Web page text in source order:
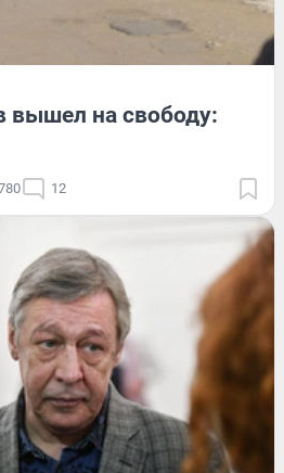
вышел на свободу:
12